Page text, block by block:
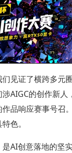
们见证了横跨多
AIGC的创作新人
品响应赛事号召
色。
AI创意落地的坚